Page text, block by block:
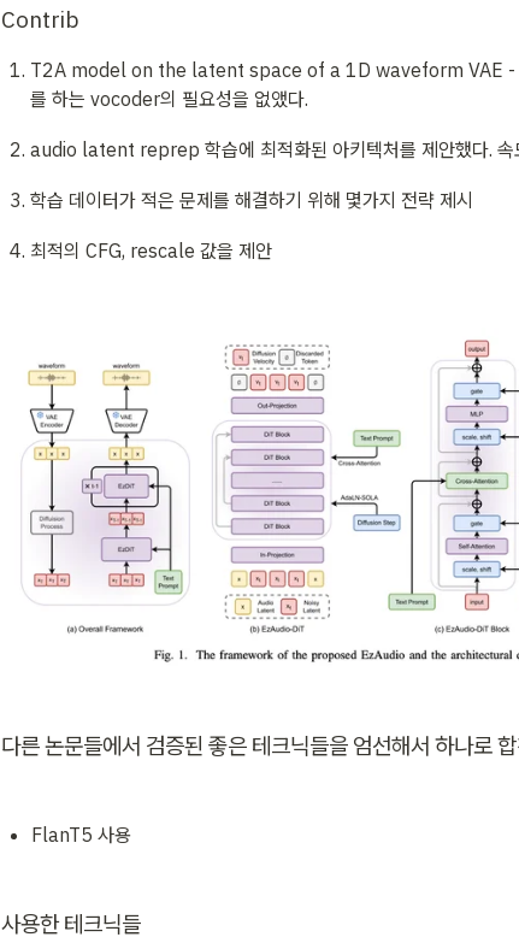
Contrib
T2A model on the latent space of a 1D waveform VAE
를 하는 vocoder의 필요성을 없앴다.
audio latent reprep 학습에 최적화된 아키텍처를 제안했다. 속
학습 데이터가 적은 문제를 해결하기 위해 몇가지 전략 제시
최적의 CFG, rescale 값을 제안
다른 논문들에서 검증된 좋은 테크닉들을 엄선해서 하나로
FlanT5 사용
사용한 테크닉들